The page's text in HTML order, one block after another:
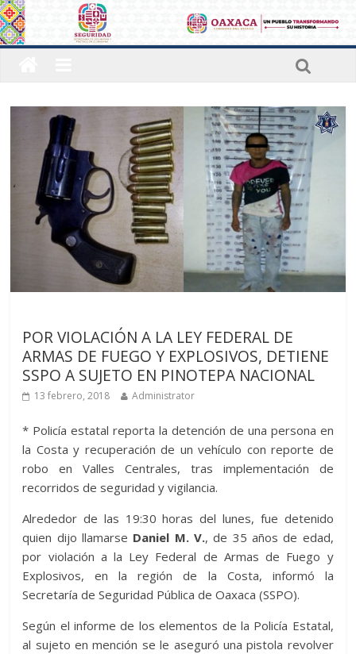
POR VIOLACIÓN A LA LEY FEDERAL DE
ARMAS DE FUEGO Y EXPLOSIVOS, DETIENE
SSPO A SUJETO EN PINOTEPA NACIONAL
13 febrero, 2018 Administrator
* Policía estatal reporta la detención de una persona en
la Costa y recuperación de un vehículo con reporte de
robo en Valles Centrales, tras implementación de
recorridos de seguridad y vigilancia.
Alrededor de las 19:30 horas del lunes, fue detenido
quien dijo llamarse Daniel M. V., de 35 años de edad,
por violación a la Ley Federal de Armas de Fuego y
Explosivos, en la región de la Costa, informó la
Secretaría de Seguridad Pública de Oaxaca (SSPO).
Según el informe de los elementos de la Policía Estatal,
al sujeto en mención se le aseguró una pistola revolver